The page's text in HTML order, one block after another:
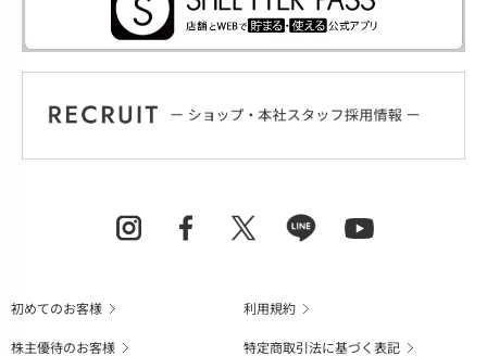
初めてのお客様
利用規約
株主優待のお客様
特定商取引法に基づく表記